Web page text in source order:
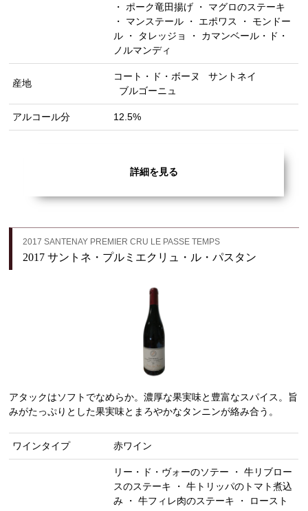
・ ポーク竜田揚げ ・ マグロのステーキ
・ マンステール ・ エポワス ・ モンドー
ル ・ タレッジョ ・ カマンベール・ド・
ノルマンディ
産地
コート・ド・ボーヌ
サントネイ
ブルゴーニュ
アルコール分 12.5%
詳細を見る
2017 SANTENAY PREMIER CRU LE PASSE TEMPS
2017 サントネ・プルミエクリュ・ル・パスタン
アタックはソフトでなめらか。濃厚な果実味と豊富なスパイス。旨
みがたっぷりとした果実味とまろやかなタンニンが絡み合う。
ワインタイプ 赤ワイン
リー・ド・ヴォーのソテー ・ 牛リブロー
スのステーキ ・ 牛トリッパのトマト煮込
み ・ 牛フィレ肉のステーキ ・ ロースト